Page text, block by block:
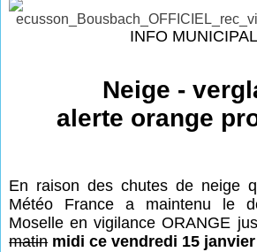
INFO
Neige -
alerte orange
En raison des chutes de neige
Météo France a maintenu le
Moselle en vigilance ORANGE
matinmidi ce vendredi 15 janvier